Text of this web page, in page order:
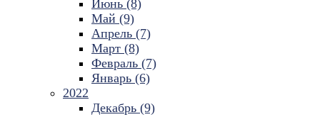
Июнь (8)
Май (9)
Апрель (7)
Март (8)
Февраль (7)
Январь (6)
2022
Декабрь (9)